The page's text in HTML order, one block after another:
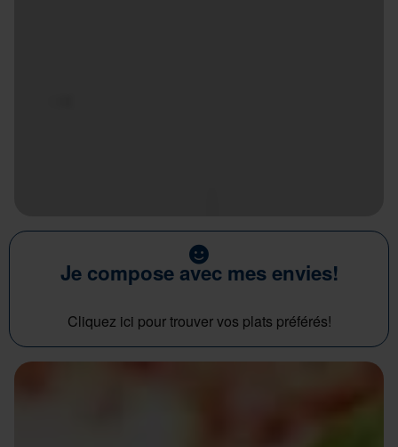
Je compose avec mes envies!
Cliquez ici pour trouver vos plats préférés!